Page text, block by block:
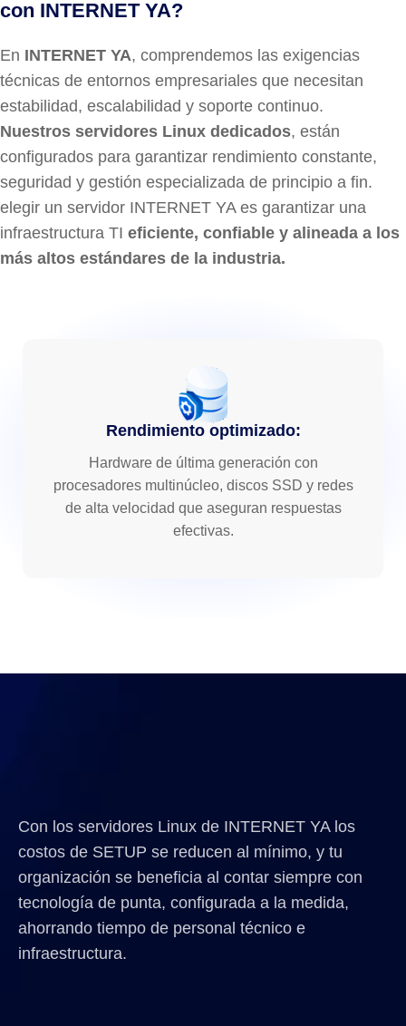
con INTERNET YA?
En INTERNET YA, comprendemos las exigencias
técnicas de entornos empresariales que necesitan
estabilidad, escalabilidad y soporte continuo.
Nuestros servidores Linux dedicados, están
configurados para garantizar rendimiento constante,
seguridad y gestión especializada de principio a fin.
elegir un servidor INTERNET YA es garantizar una
infraestructura TI eficiente, confiable y alineada a los
más altos estándares de la industria.
Rendimiento optimizado:
Hardware de última generación con
procesadores multinúcleo, discos SSD y redes
de alta velocidad que aseguran respuestas
efectivas.
Con los servidores Linux de INTERNET YA los
costos de SETUP se reducen al mínimo, y tu
organización se beneficia al contar siempre con
tecnología de punta, configurada a la medida,
ahorrando tiempo de personal técnico e
infraestructura.